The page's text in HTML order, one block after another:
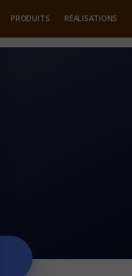
PRODUITS RÉALISATIONS